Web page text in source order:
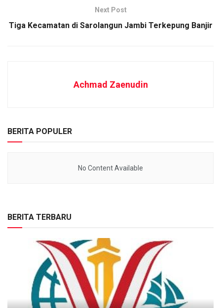
Next Post
Tiga Kecamatan di Sarolangun Jambi Terkepung Banjir
Achmad Zaenudin
BERITA POPULER
No Content Available
BERITA TERBARU